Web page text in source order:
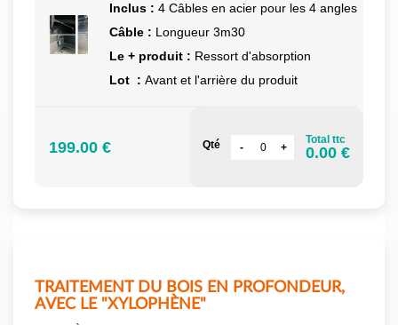
Inclus : 4 Câbles en acier pour les 4 angles
Câble : Longueur 3m30
Le + produit : Ressort d'absorption
Lot : Avant et l'arrière du produit
199.00 € Qté Total ttc
0.00 €
TRAITEMENT DU BOIS EN PROFONDEUR,
AVEC LE "XYLOPHÈNE"